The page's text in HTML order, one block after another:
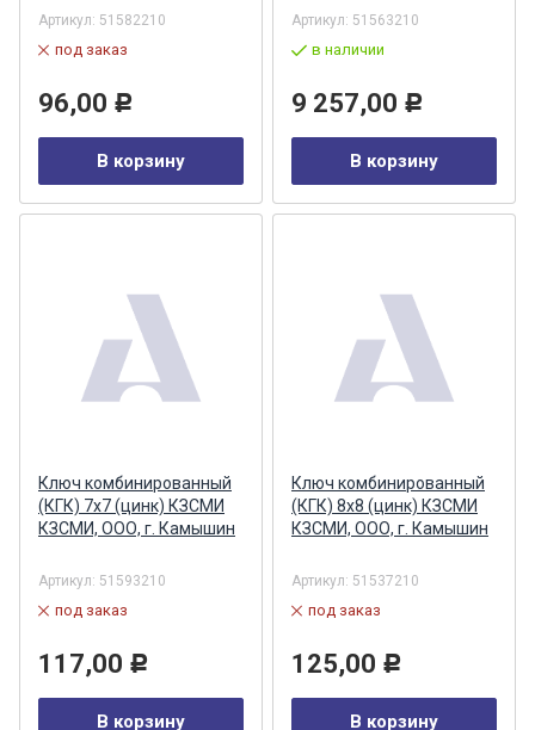
Артикул: 51582210
под заказ
96,00 Р
В корзину
Артикул: 51563210
в наличии
9 257,00 Р
В корзину
Ключ комбинированный
(КГК) 7х7 (цинк) КЗСМИ
КЗСМИ, ООО, г. Камышин
Артикул: 51593210
под заказ
117,00 Р
В корзину
Ключ комбинированный
(КГК) 8х8 (цинк) КЗСМИ
КЗСМИ, ООО, г. Камышин
Артикул: 51537210
под заказ
125,00 Р
В корзину